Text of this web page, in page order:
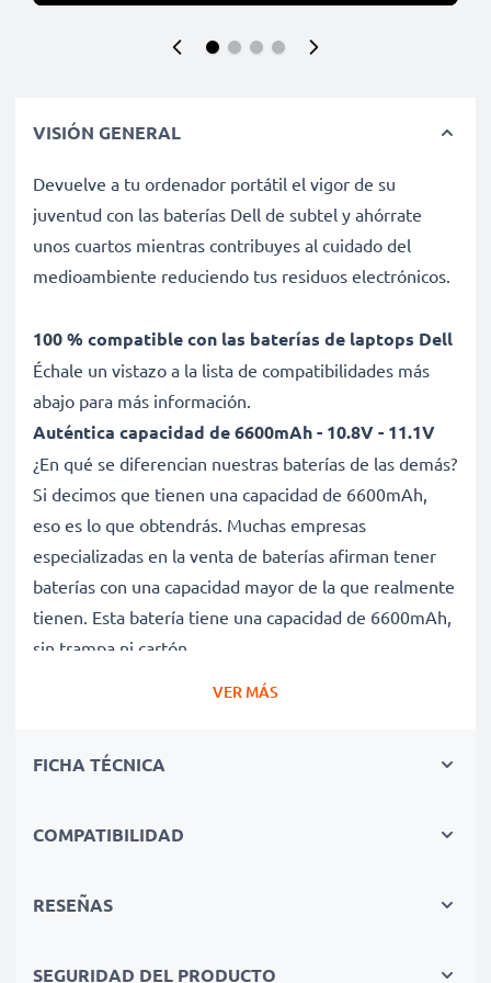
VISIÓN GENERAL
Devuelve a tu ordenador portátil el vigor de su
juventud con las baterías Dell de subtel y ahórrate
unos cuartos mientras contribuyes al cuidado del
medioambiente reduciendo tus residuos electrónicos.
100 % compatible con las baterías de laptops Dell
Échale un vistazo a la lista de compatibilidades más
abajo para más información.
Auténtica capacidad de 6600mAh - 10.8V - 11.1V
¿En qué se diferencian nuestras baterías de las demás?
Si decimos que tienen una capacidad de 6600mAh,
eso es lo que obtendrás. Muchas empresas
especializadas en la venta de baterías afirman tener
baterías con una capacidad mayor de la que realmente
tienen. Esta batería tiene una capacidad de 6600mAh,
sin trampa ni cartón.
Batería 451-11359 de larga duración
ciclos de carga, así como tiempos de funcionamiento
ordenador portátil.
Como especialistas en baterías de alta calidad desde
VER MÁS
FICHA TÉCNICA
COMPATIBILIDAD
RESEÑAS
SEGURIDAD DEL PRODUCTO